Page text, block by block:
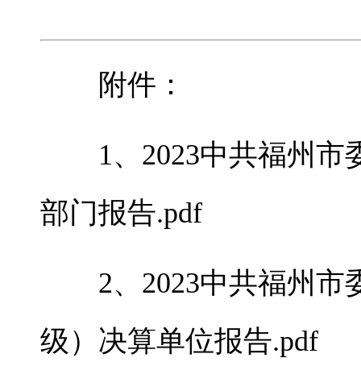
附件：
1、 2023中共福州市
部门报告.pdf
2、 2023中共福州市
级）决算单位报告.pdf